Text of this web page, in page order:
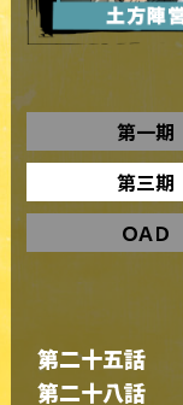
第一期
第三期
ＯＡＤ
第二十五話
第二十八話